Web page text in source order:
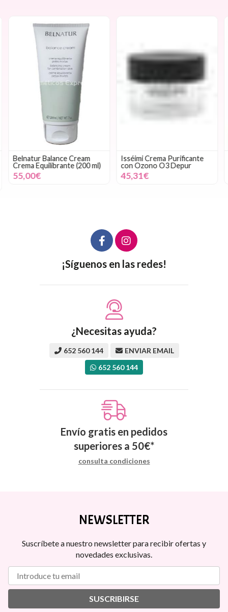
Belnatur Balance Cream
Crema Equilibrante (200 ml)
55,00€
Isséimi Crema Purificante
con Ozono O3 Depur
45,31€
¡Síguenos en las redes!
¿Necesitas ayuda?
652 560 144
ENVIAR EMAIL
652 560 144
Envío gratis en pedidos
superiores a 50€*
consulta condiciones
NEWSLETTER
Suscríbete a nuestro newsletter para recibir ofertas y
novedades exclusivas.
SUSCRIBIRSE